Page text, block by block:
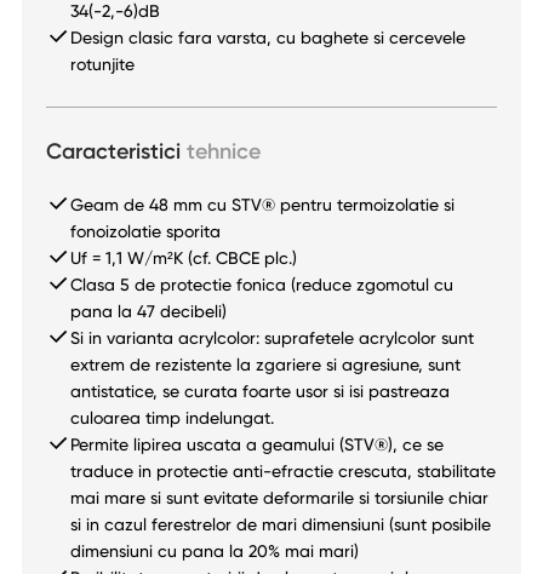
34(-2,-6)dB
Design clasic fara varsta, cu baghete si cercevele
rotunjite
Caracteristici tehnice
Geam de 48 mm cu STV® pentru termoizolatie si
fonoizolatie sporita
Uf = 1,1 W/m²K (cf. CBCE plc.)
Clasa 5 de protectie fonica (reduce zgomotul cu
pana la 47 decibeli)
Si in varianta acrylcolor: suprafetele acrylcolor sunt
extrem de rezistente la zgariere si agresiune, sunt
antistatice, se curata foarte usor si isi pastreaza
culoarea timp indelungat.
Permite lipirea uscata a geamului (STV®), ce se
traduce in protectie anti-efractie crescuta, stabilitate
mai mare si sunt evitate deformarile si torsiunile chiar
si in cazul ferestrelor de mari dimensiuni (sunt posibile
dimensiuni cu pana la 20% mai mari)